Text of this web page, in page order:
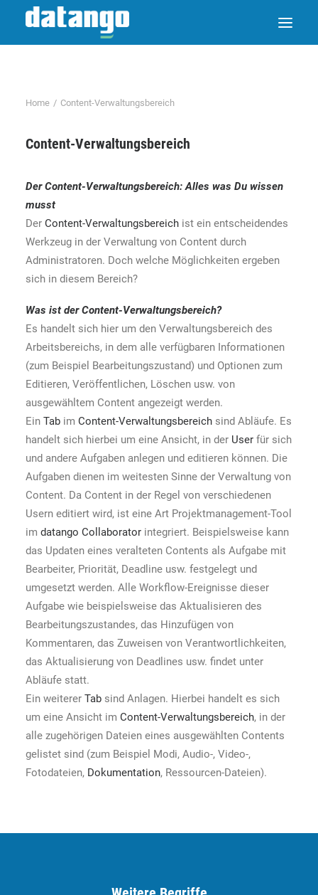
Home Content-Verwaltungsbereich
Content-Verwaltungsbereich
DerContent-Verwaltungsbereich: Alles was Du wissen
musst
Der Content-Verwaltungsbereich ist ein entscheidendes
Werkzeug in der Verwaltung von Content durch
Administratoren. Doch welche Möglichkeiten ergeben
sich in diesem Bereich?
Was ist derContent-Verwaltungsbereich?
Es handelt sich hier um den Verwaltungsbereich des
Arbeitsbereichs, in dem alle verfügbaren Informationen
(zum Beispiel Bearbeitungszustand) und Optionen zum
Editieren, Veröffentlichen, Löschen usw. von
ausgewähltem Content angezeigt werden.
Ein Tab im Content-Verwaltungsbereich sind Abläufe. Es
handelt sich hierbei um eine Ansicht, in der User für sich
und andere Aufgaben anlegen und editieren können. Die
Aufgaben dienen im weitesten Sinne der Verwaltung von
Content. Da Content in der Regel von verschiedenen
Usern editiert wird, ist eine Art Projektmanagement-Tool
im datango Collaborator integriert. Beispielsweise kann
das Updaten eines veralteten Contents als Aufgabe mit
Bearbeiter, Priorität, Deadline usw. festgelegt und
umgesetzt werden. Alle Workflow-Ereignisse dieser
Aufgabe wie beispielsweise das Aktualisieren des
Bearbeitungszustandes, das Hinzufügen von
Kommentaren, das Zuweisen von Verantwortlichkeiten,
das Aktualisierung von Deadlines usw. findet unter
Abläufe statt.
Ein weiterer Tab sind Anlagen. Hierbei handelt es sich
um eine Ansicht im Content-Verwaltungsbereich, in der
alle zugehörigen Dateien eines ausgewählten Contents
gelistet sind (zum Beispiel Modi, Audio-, Video-,
Fotodateien, Dokumentation, Ressourcen-Dateien).